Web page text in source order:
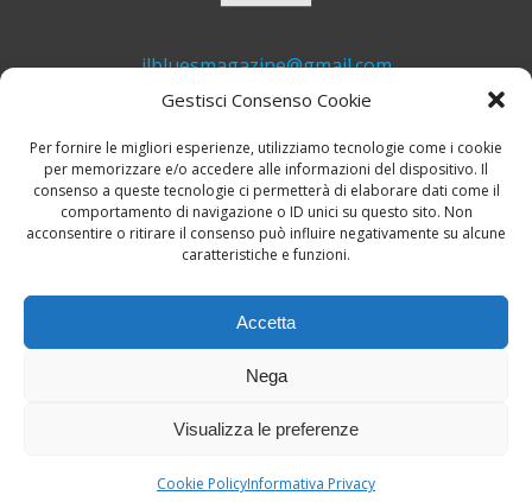
Gestisci Consenso Cookie
Per fornire le migliori esperienze, utilizziamo tecnologie come i cookie
per memorizzare e/o accedere alle informazioni del dispositivo. Il
consenso a queste tecnologie ci permetterà di elaborare dati come il
comportamento di navigazione o ID unici su questo sito. Non
acconsentire o ritirare il consenso può influire negativamente su alcune
caratteristiche e funzioni.
Accetta
Nega
Visualizza le preferenze
Cookie PolicyInformativa Privacy
ilbluesmagazine@gmail.com
+39 339 748 6635
© 2026 Il Blues Magazine. Powered by